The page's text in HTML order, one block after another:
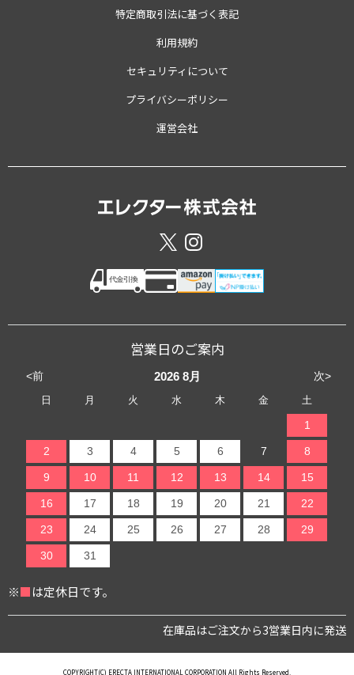
特定商取引法に基づく表記
利用規約
セキュリティについて
プライバシーポリシー
運営会社
営業日のご案内
<前 次>
2026 8月
日 月 火 水 木 金 土
1
2 3 4 5 6 7 8
9 10 11 12 13 14 15
16 17 18 19 20 21 22
23 24 25 26 27 28 29
30 31
※■は定休日です。
在庫品はご注文から3営業日内に発送
COPYRIGHT(C) ERECTA INTERNATIONAL CORPORATION All Rights Reserved.